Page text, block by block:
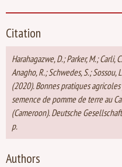
Citation
Harahagazwe, D.; Parker, M.; Carli,
Anagho, R.; Schwedes, S.; Sossou,
(2020). Bonnes pratiques
semence de pomme de terre au
(Cameroon). Deutsche
p.
Authors